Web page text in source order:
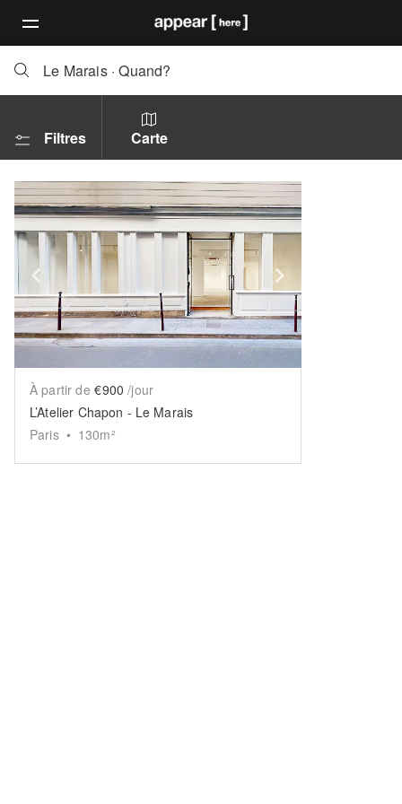
Le Marais·Quand?
Filtres Carte
Show previous slide
À partir de €900 /jour
L’Atelier Chapon - Le Marais
Paris • 130m²